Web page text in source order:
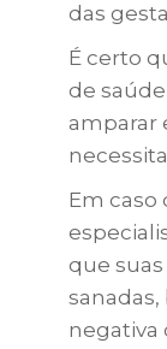
das
É certo
de
amparar
Em caso
que
negativa